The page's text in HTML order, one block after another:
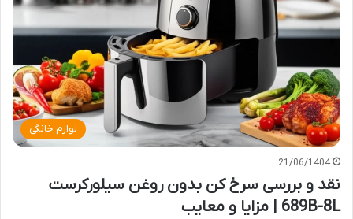
لوازم خانگی
21/06/1404
نقد و بررسی سرخ کن بدون روغن سیلورکرست
689B-8L | مزایا و معایب